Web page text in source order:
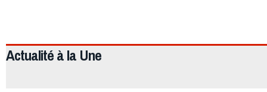
Actualité à la Une